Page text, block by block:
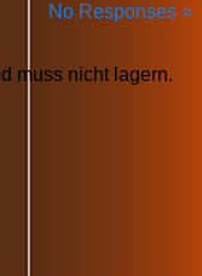
No Responses »
muss nicht lagern.